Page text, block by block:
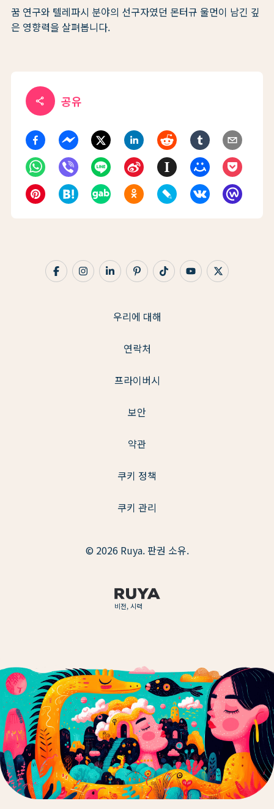
꿈 연구와 텔레파시 분야의 선구자였던 몬터규 울먼이 남긴 깊
은 영향력을 살펴봅니다.
share 공유
비전, 시력
우리에 대해
연락처
프라이버시
보안
약관
쿠키 정책
쿠키 관리
© 2026 Ruya. 판권 소유.